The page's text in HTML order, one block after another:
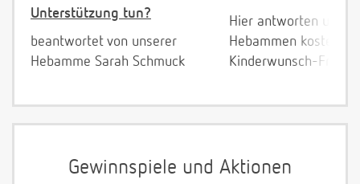
Unterstützung tun?
beantwortet von unserer
Hebamme Sarah Schmuck
Hier antworten
Hebammen
Kinderwunsch-Fragen
Gewinnspiele und Aktionen